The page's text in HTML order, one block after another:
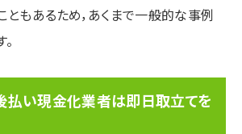
ともあるため，あくまで一般的な事例
払い現金化業者は即日取立てを